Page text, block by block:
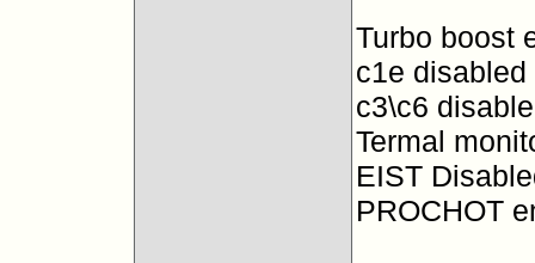
Turbo boost
c1e disabled
c3\c6
Termal
EIST
PROCHOT